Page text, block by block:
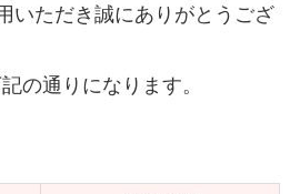
いただき誠にありがとうござ
の通りになります。